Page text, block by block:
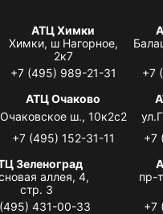
АТЦ Химки
Химки, ш Нагорное,
2к7
+7 (495) 989-21-31
+7
АТЦ Очаково
Очаковское ш., 10к2с2
+7 (495) 152-31-11
+7
Зеленоград
аллея, 4,
стр. 3
431-00-33
пр-
+7